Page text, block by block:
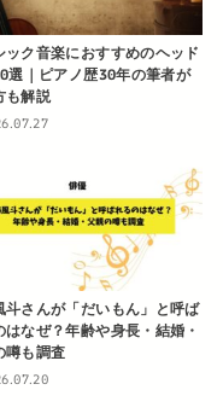
ック音楽におすすめのヘッド
選｜ピアノ歴30年の筆者が
も解説
斗さんが「だいもん」と呼ば
はなぜ？年齢や身長・結婚・
噂も調査